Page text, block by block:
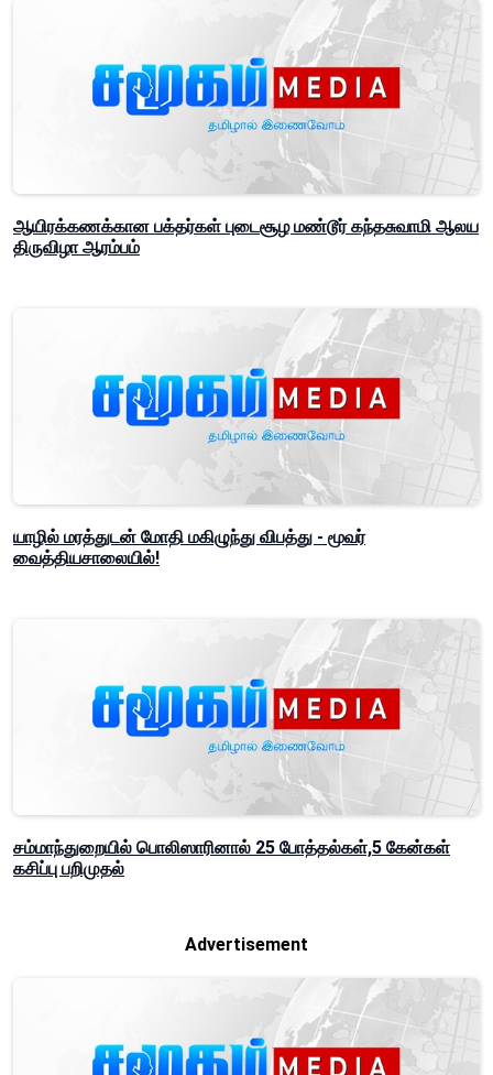
ஆயிரக்கணக்கான பக்தர்கள் புடைசூழ மண்டூர் கந்தசுவாமி ஆலய
திருவிழா ஆரம்பம்
யாழில் மரத்துடன் மோதி மகிழுந்து விபத்து - மூவர்
வைத்தியசாலையில்!
சம்மாந்துறையில் பொலிஸாரினால் 25 போத்தல்கள்,5 கேன்கள்
கசிப்பு பறிமுதல்
Advertisement